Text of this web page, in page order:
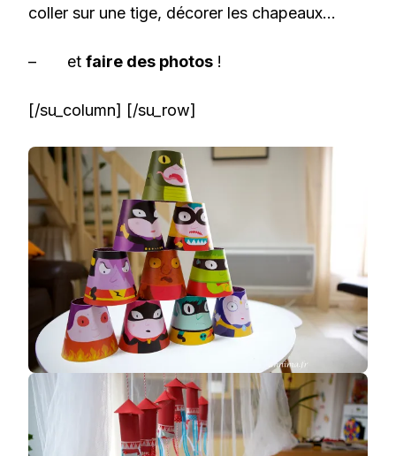
coller sur une tige, décorer les chapeaux…
– et faire des photos !
[/su_column] [/su_row]